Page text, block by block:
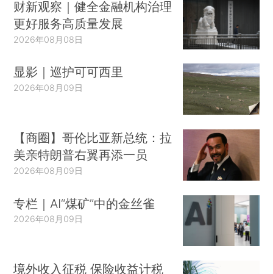
财新观察｜健全金融机构治理
更好服务高质量发展
2026年08月08日
显影｜巡护可可西里
2026年08月09日
【商圈】哥伦比亚新总统：拉
美亲特朗普右翼再添一员
2026年08月09日
专栏｜AI“煤矿”中的金丝雀
2026年08月09日
境外收入征税 保险收益计税